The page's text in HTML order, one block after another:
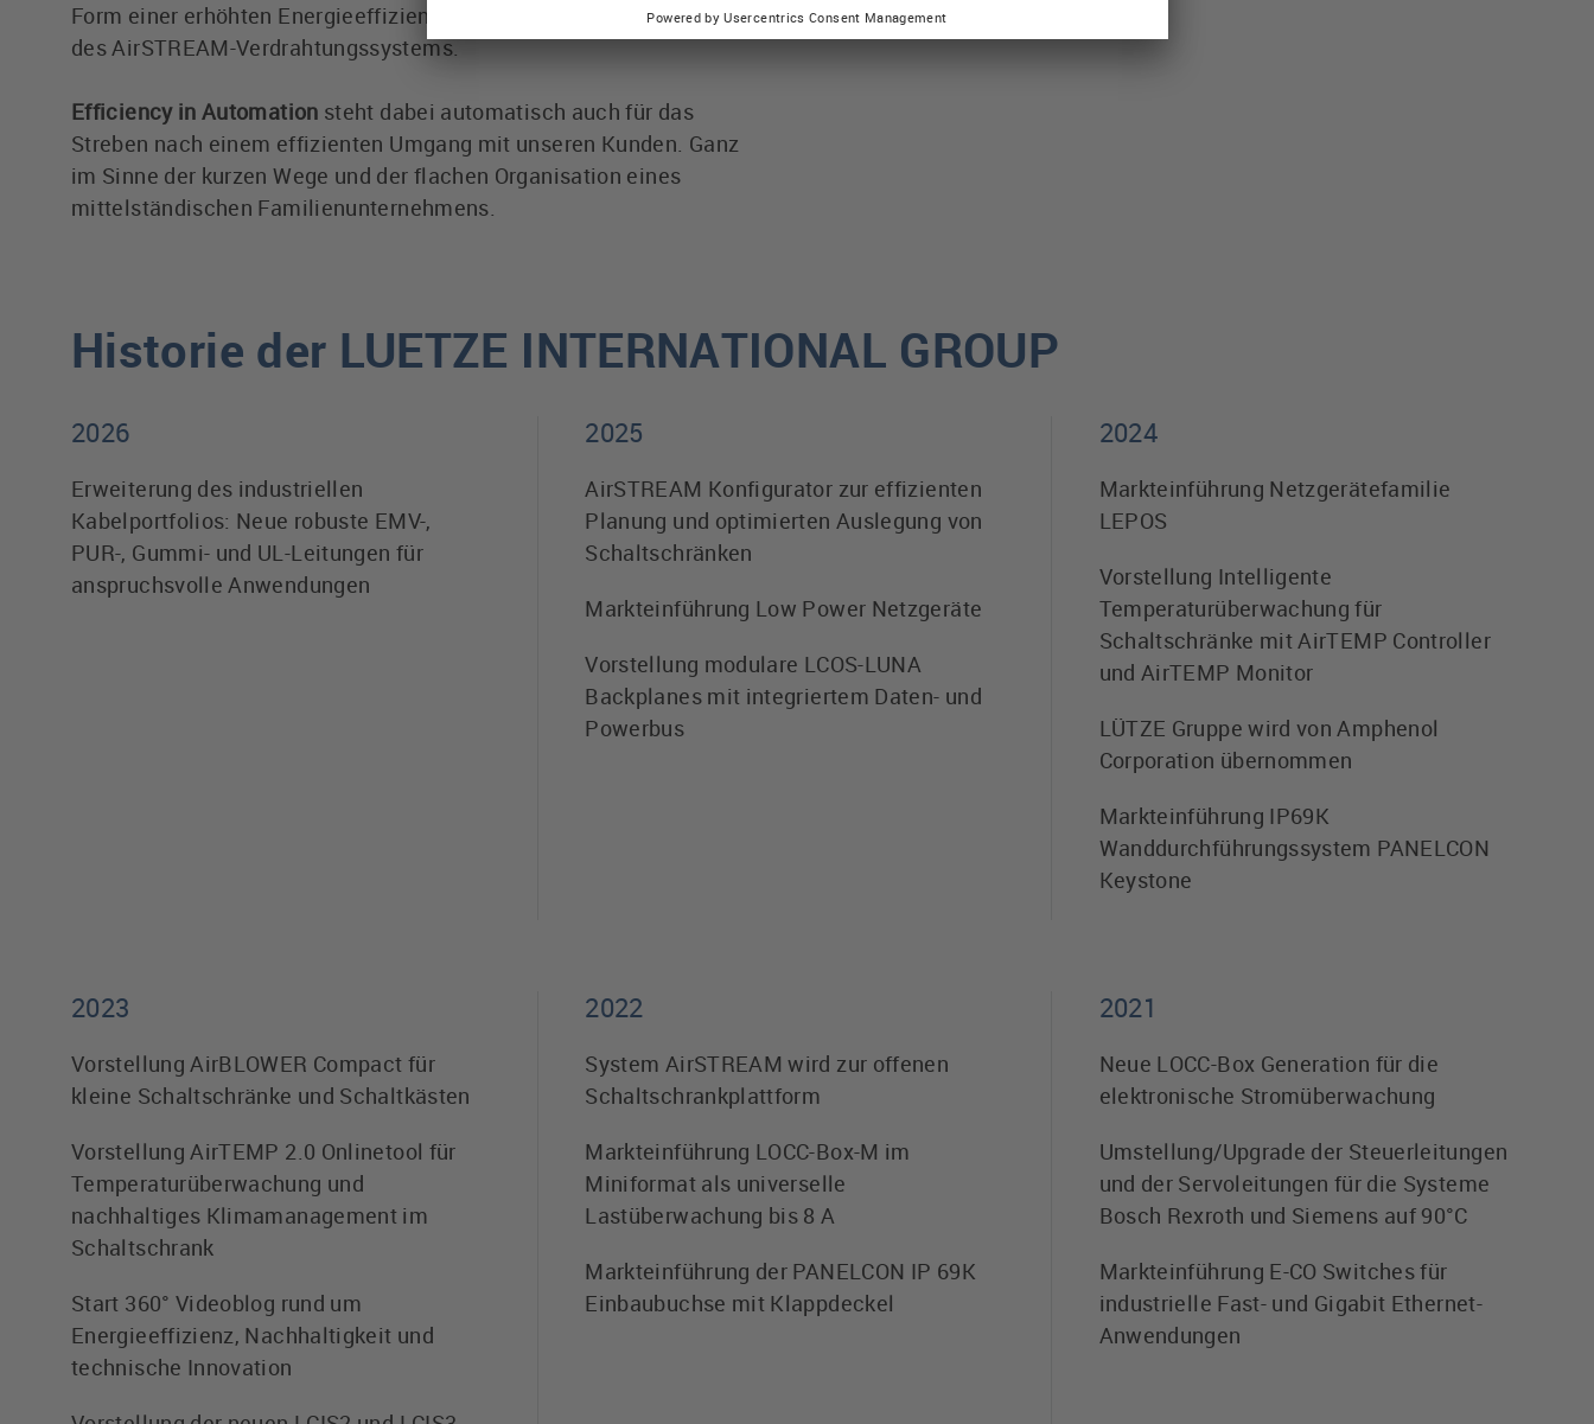
Form einer erhöhten Energieeffizienz im Schaltschrank mit Hilfe
des AirSTREAM-Verdrahtungssystems.
Efficiency in Automation steht dabei automatisch auch für das
Streben nach einem effizienten Umgang mit unseren Kunden. Ganz
im Sinne der kurzen Wege und der flachen Organisation eines
mittelständischen Familienunternehmens.
Historie der LUETZE INTERNATIONAL GROUP
2026
Erweiterung des industriellen
Kabelportfolios: Neue robuste EMV-,
PUR-, Gummi- und UL-Leitungen für
anspruchsvolle Anwendungen
2025
AirSTREAM Konfigurator zur effizienten
Planung und optimierten Auslegung von
Schaltschränken
Markteinführung Low Power Netzgeräte
Vorstellung modulare LCOS-LUNA
Backplanes mit integriertem Daten- und
Powerbus
2024
Markteinführung Netzgerätefamilie
LEPOS
Vorstellung Intelligente
Temperaturüberwachung für
Schaltschränke mit AirTEMP Controller
und AirTEMP Monitor
LÜTZE Gruppe wird von Amphenol
Corporation übernommen
Markteinführung IP69K
Wanddurchführungssystem PANELCON
Keystone
2023
Vorstellung AirBLOWER Compact für
kleine Schaltschränke und Schaltkästen
Vorstellung AirTEMP 2.0 Onlinetool für
Temperaturüberwachung und
nachhaltiges Klimamanagement im
Schaltschrank
Start 360° Videoblog rund um
Energieeffizienz, Nachhaltigkeit und
technische Innovation
2022
System AirSTREAM wird zur offenen
Schaltschrankplattform
Markteinführung LOCC-Box-M im
Miniformat als universelle
Lastüberwachung bis 8 A
Markteinführung der PANELCON IP 69K
Einbaubuchse mit Klappdeckel
2021
Neue LOCC-Box Generation für die
elektronische Stromüberwachung
Umstellung/Upgrade der Steuerleitungen
und der Servoleitungen für die Systeme
Bosch Rexroth und Siemens auf 90°C
Markteinführung E-CO Switches für
industrielle Fast- und Gigabit Ethernet-
Anwendungen